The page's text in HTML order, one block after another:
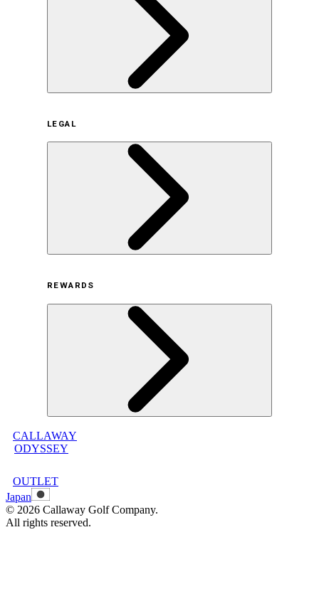
サステナビリティの取り組み（日本）
サステナビリティの取り組み（米国/英語）
ヒストリー
採用情報
LEGAL
オンラインストア利用規約
プライバシーポリシー
特定商取引法に基づく表示
古物営業法に基づく表示
REWARDS
CALLAWAY
ODYSSEY
OUTLET
Japan
© 2026 Callaway Golf Company.
All rights reserved.